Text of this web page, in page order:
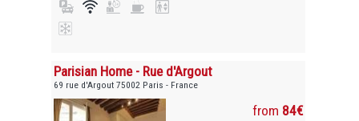
Parisian Home - Rue d'Argout
69 rue d'Argout 75002 Paris - France
from 84€